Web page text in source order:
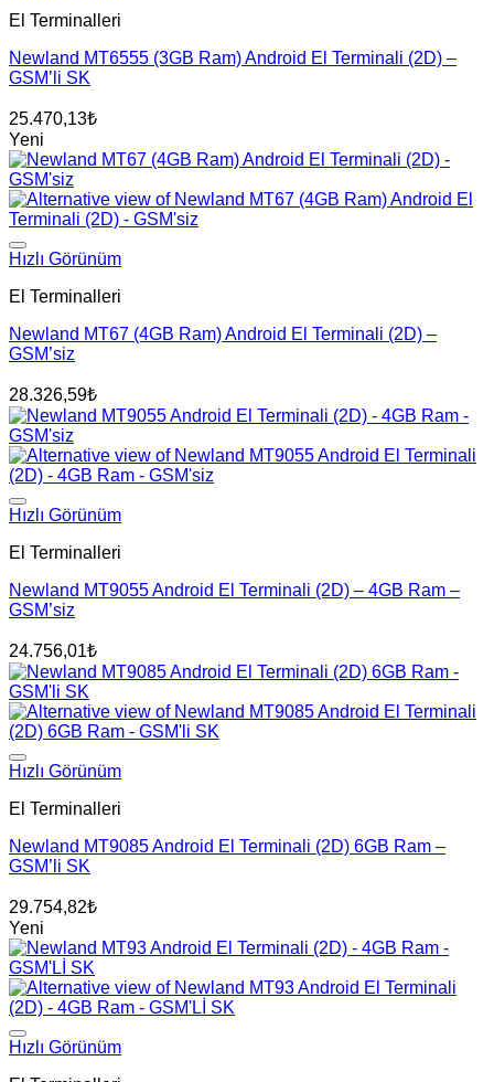
El Terminalleri
Newland MT6555 (3GB Ram) Android El Terminali (2D) –
GSM’li SK
25.470,13₺
Yeni
Hızlı Görünüm
El Terminalleri
Newland MT67 (4GB Ram) Android El Terminali (2D) –
GSM’siz
28.326,59₺
Hızlı Görünüm
El Terminalleri
Newland MT9055 Android El Terminali (2D) – 4GB Ram –
GSM’siz
24.756,01₺
Hızlı Görünüm
El Terminalleri
Newland MT9085 Android El Terminali (2D) 6GB Ram –
GSM’li SK
29.754,82₺
Yeni
Hızlı Görünüm